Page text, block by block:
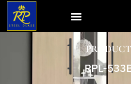
PRODUCT
RPL-